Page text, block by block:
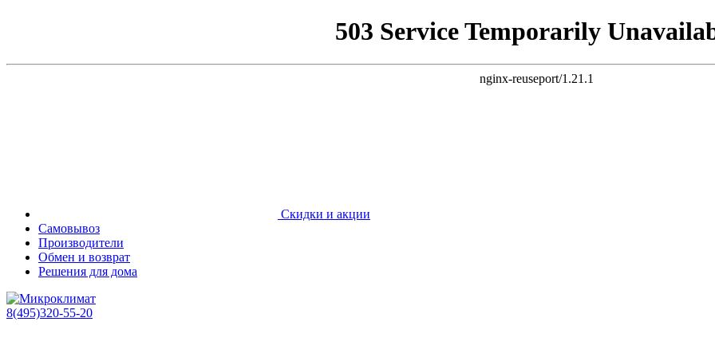
503 Service Temporarily
nginx-reuseport/1.21.1
Скидки и акции
Самовывоз
Производители
Обмен и возврат
Решения для дома
8(495)320-55-20